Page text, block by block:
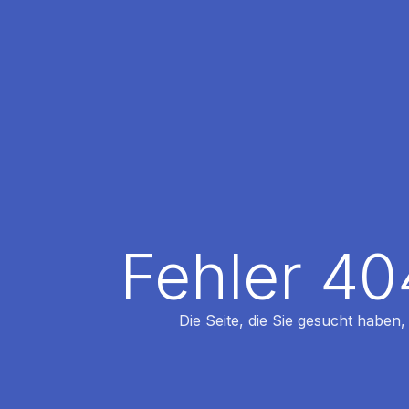
Fehler
Die Seite, die Sie gesucht